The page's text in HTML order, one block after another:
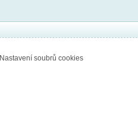
Nastavení soubrů cookies